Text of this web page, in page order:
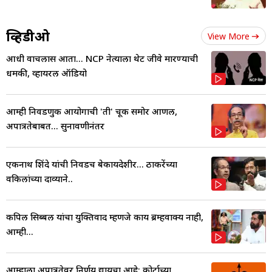
व्हिडीओ View More
आधी वाचलास आता... NCP नेत्याला थेट जीवे मारण्याची
धमकी, व्हायरल ऑडियो
आम्ही निवडणुक आयोगाची 'ती' चूक समोर आणली,
अपात्रतेबाबत... सुनावणीनंतर
एकनाथ शिंदे यांची निवडच बेकायदेशीर... ठाकरेंच्या
वकिलांच्या दाव्याने..
कपिल सिब्बल यांचा युक्तिवाद म्हणजे काय ब्रम्हवाक्य नाही,
आम्ही...
आम्हाला अपात्रतेवर निर्णय द्यायचा आहे; कोर्टाच्या